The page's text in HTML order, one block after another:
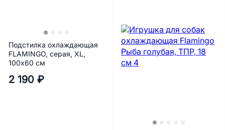
Подстилка охлаждающая
FLAMINGO, серая, XL,
100х60 см
2 190 ₽